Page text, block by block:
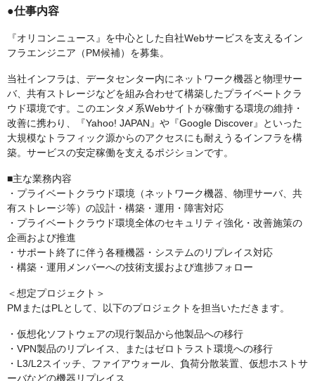
●仕事内容
『オリコンニュース』を中心とした自社Webサービスを支えるイン
フラエンジニア（PM候補）を募集。
当社インフラは、データセンター内にネットワーク機器と物理サー
バ、共有ストレージなどを組み合わせて構築したプライベートクラ
ウド環境です。このエンタメ系Webサイトが稼働する環境の維持・
改善に携わり、『Yahoo! JAPAN』や『Google Discover』といった
大規模なトラフィック源からのアクセスにも耐えうるインフラを構
築。サービスの安定稼働を支えるポジションです。
■主な業務内容
・プライベートクラウド環境（ネットワーク機器、物理サーバ、共
有ストレージ等）の設計・構築・運用・障害対応
・プライベートクラウド環境全体のセキュリティ強化・改善施策の
企画および推進
・サポート終了に伴う各種機器・システムのリプレイス対応
・構築・運用メンバーへの技術支援および進捗フォロー
＜想定プロジェクト＞
PMまたはPLとして、以下のプロジェクトを担当いただきます。
・仮想化ソフトウェアの現行製品から他製品への移行
・VPN製品のリプレイス、またはゼロトラスト環境への移行
・L3/L2スイッチ、ファイアウォール、負荷分散装置、仮想ホストサ
ーバなどの機器リプレイス